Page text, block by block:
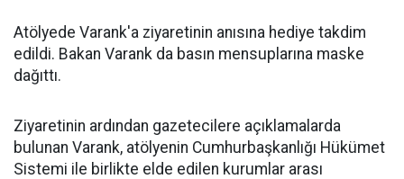
Atölyede Varank'a ziyaretinin anısına hediye takdim
edildi. Bakan Varank da basın mensuplarına maske
dağıttı.
Ziyaretinin ardından gazetecilere açıklamalarda
bulunan Varank, atölyenin Cumhurbaşkanlığı Hükümet
Sistemi ile birlikte elde edilen kurumlar arası